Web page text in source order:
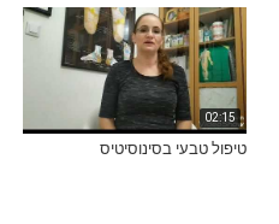
02:15
טיפול טבעי בסינוסיטיס